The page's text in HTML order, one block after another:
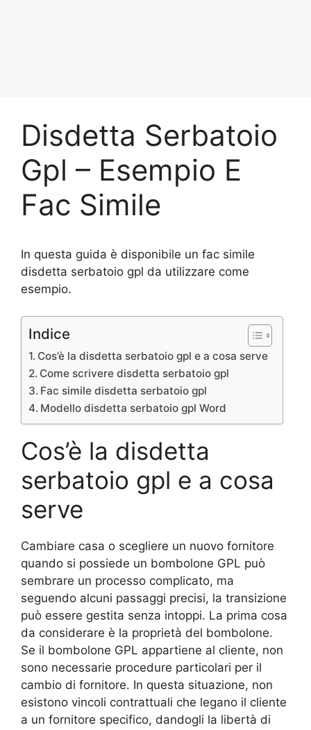
Disdetta Serbatoio
Gpl – Esempio E
Fac Simile
In questa guida è disponibile un fac simile
disdetta serbatoio gpl da utilizzare come
esempio.
Indice
Cos’è la disdetta serbatoio gpl e a cosa serve
Come scrivere disdetta serbatoio gpl
Fac simile disdetta serbatoio gpl
Modello disdetta serbatoio gpl Word
Cos’è la disdetta
serbatoio gpl e a cosa
serve
Cambiare casa o scegliere un nuovo fornitore
quando si possiede un bombolone GPL può
sembrare un processo complicato, ma
seguendo alcuni passaggi precisi, la transizione
può essere gestita senza intoppi. La prima cosa
da considerare è la proprietà del bombolone.
Se il bombolone GPL appartiene al cliente, non
sono necessarie procedure particolari per il
cambio di fornitore. In questa situazione, non
esistono vincoli contrattuali che legano il cliente
a un fornitore specifico, dandogli la libertà di